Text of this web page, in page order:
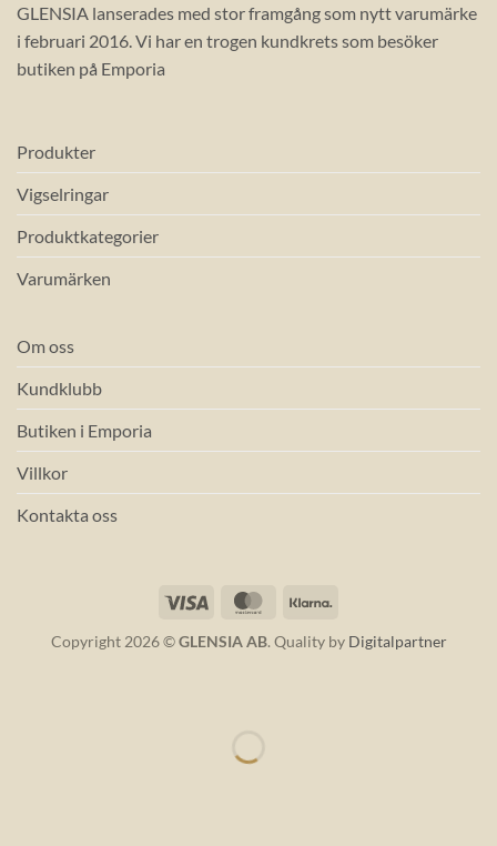
GLENSIA lanserades med stor framgång som nytt varumärke
i februari 2016. Vi har en trogen kundkrets som besöker
butiken på Emporia
Produkter
Vigselringar
Produktkategorier
Varumärken
Om oss
Kundklubb
Butiken i Emporia
Villkor
Kontakta oss
Visa MasterCard
Copyright 2026 ©GLENSIA AB. Quality by Digitalpartner